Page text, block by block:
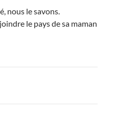
nous le savons.
le pays de sa maman